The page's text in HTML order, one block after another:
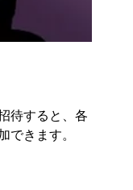
待すると、各
できます。